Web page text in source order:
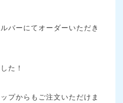
バーにてオーダーいただき
た！
プからもご注文いただけま